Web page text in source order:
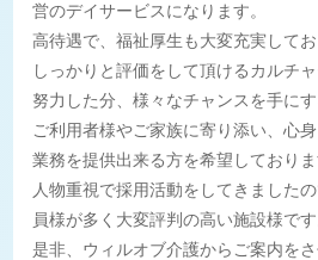
営のデイサービスになります。
高待遇で、福祉厚生も大変充実してお
しっかりと評価をして頂けるカルチ
努力した分、様々なチャンスを手にす
ご利用者様やご家族に寄り添い、心
業務を提供出来る方を希望しておりま
人物重視で採用活動をしてきました
員様が多く大変評判の高い施設様です
是非、ウィルオブ介護からご案内をさ